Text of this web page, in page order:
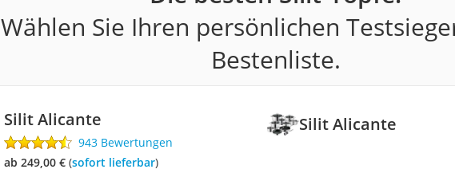
Wählen Sie Ihren persönlichen
Bestenliste.
Silit Alicante
Silit Alicante
943 Bewertungen
ab 249,00 €( Sofort lieferbar)